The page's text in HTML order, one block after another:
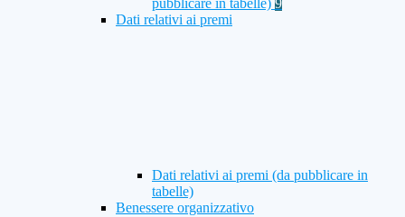
pubblicare in tabelle) 9
Dati relativi ai premi
Dati relativi ai premi (da pubblicare in
tabelle)
Benessere organizzativo